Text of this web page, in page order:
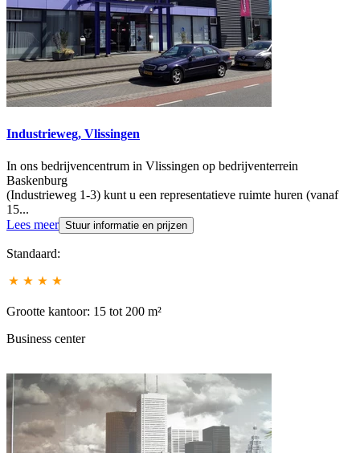
Industrieweg, Vlissingen
In ons bedrijvencentrum in Vlissingen op bedrijventerrein
Baskenburg
(Industrieweg 1-3) kunt u een representatieve ruimte huren (vanaf
15...
Lees meer Stuur informatie en prijzen
Standaard:
Grootte kantoor: 15 tot 200 m²
Business center